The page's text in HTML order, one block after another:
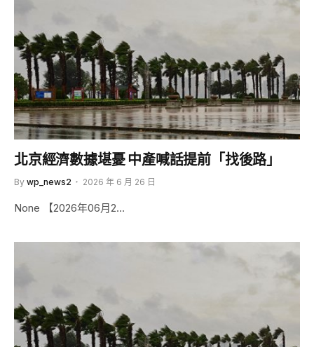
北京經濟數據堪憂 中產喊話提前「找後路」
By wp_news2 2026 年 6 月 26 日
None 【2026年06月2…